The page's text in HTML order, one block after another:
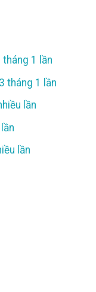
tháng 1 lần
tháng 1 lần
lần
lần